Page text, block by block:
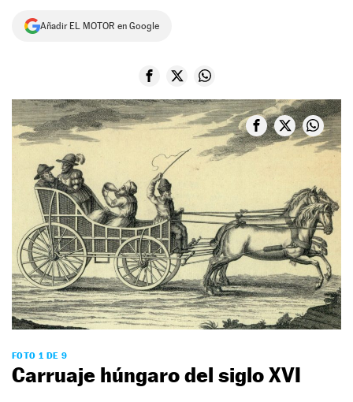
Añadir EL MOTOR en Google
FOTO 1 DE 9
Carruaje húngaro del siglo XVI